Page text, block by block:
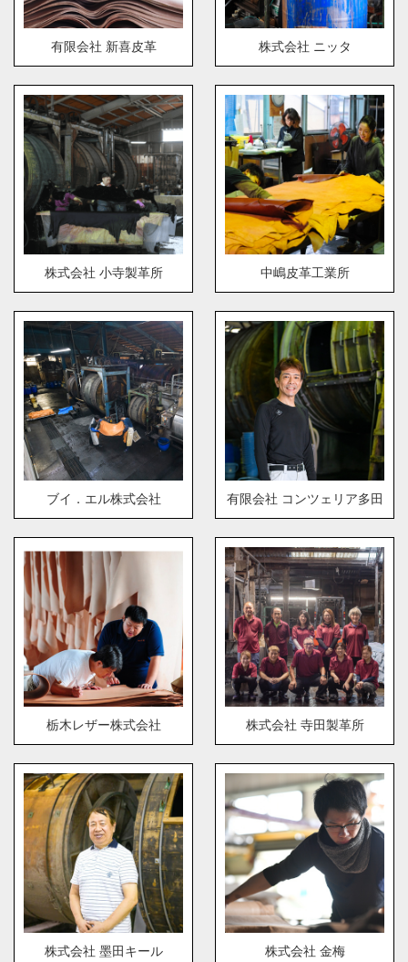
有限会社 新喜皮革 株式会社 ニッタ
株式会社 小寺製革所 中嶋皮革工業所
ブイ．エル株式会社 有限会社 コンツェリア多田
栃木レザー株式会社 株式会社 寺田製革所
株式会社 墨田キール 株式会社 金梅